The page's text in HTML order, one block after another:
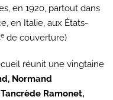
en 1920, partout dans
en Italie, aux États-
e de couverture)
réunit une vingtaine
Normand
Ramonet,